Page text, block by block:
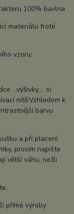
100% bavlna
materiálu froté
vzoru:
...výšivky.... si
nitě.Vzhledem k
barvu
a při placení
prosím napište
větší váhu, nežli
přímé výroby